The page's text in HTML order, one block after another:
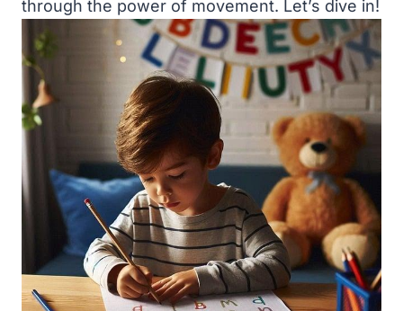
through the power of movement. Let’s dive in!